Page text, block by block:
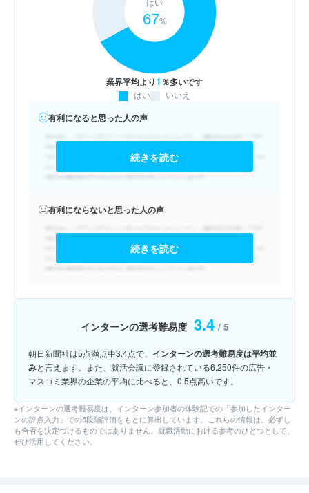
業界平均より1 ％多いです
はい
67%
はい いいえ
有利になると思った人の声
続きを読む
有利にならないと思った人の声
続きを読む
インターンの選考難易度 3.4 / 5
朝日新聞社は5点満点中3.4点で、 インターンの選考難易度は平均並
みと言えます。また、就活会議に登録されている6,250件の広告・
マスコミ業界の企業の平均に比べると、0.5点高いです。
※インターンの選考難易度は、インターン参加者の体験記での「参加したインター
ンの評点入力」での5段階評価をもとに算出しています。これらの情報は、必ずし
も合否を決定づけるものではありません。就職活動における参考のひとつとして、
ぜひ活用してください。